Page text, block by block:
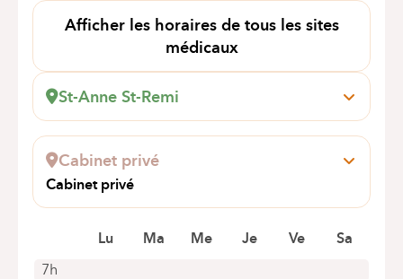
Afficher les horaires de tous les sites
médicaux
St-Anne St-Remi
Boulevard Jules Graindor, 66
1070 Anderlecht
Prendre rendez-vous en ligne
Cabinet privé
Cabinet privé
AV DE LA LIBERTE 191
7h
Lu Ma Me Je Ve Sa